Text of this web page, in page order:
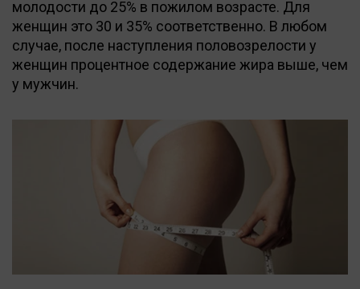
молодости до 25% в пожилом возрасте. Для
женщин это 30 и 35% соответственно. В любом
случае, после наступления половозрелости у
женщин процентное содержание жира выше, чем
у мужчин.